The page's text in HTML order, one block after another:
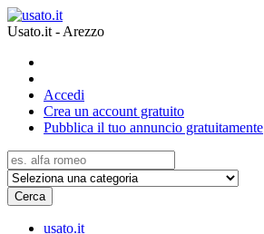
Usato.it - Arezzo
Accedi
Crea un account gratuito
Pubblica il tuo annuncio gratuitamente
Cerca
usato.it